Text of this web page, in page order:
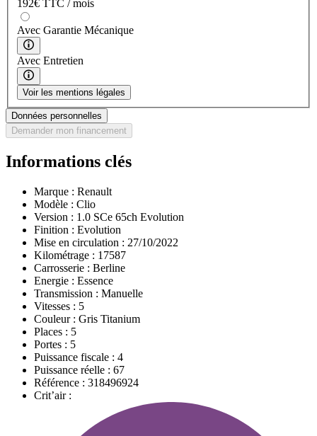
192€ TTC / mois
Avec Garantie Mécanique
Avec Entretien
Voir les mentions légales
Données personnelles
Demander mon financement
Informations clés
Marque : Renault
Modèle : Clio
Version : 1.0 SCe 65ch Evolution
Finition : Evolution
Mise en circulation : 27/10/2022
Kilométrage : 17587
Carrosserie : Berline
Energie : Essence
Transmission : Manuelle
Vitesses : 5
Couleur : Gris Titanium
Places : 5
Portes : 5
Puissance fiscale : 4
Puissance réelle : 67
Référence : 318496924
Crit’air :